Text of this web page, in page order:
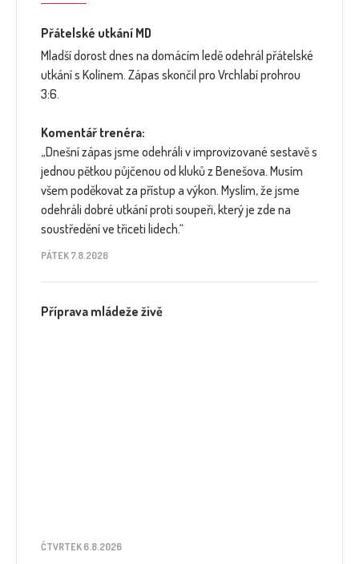
Přátelské utkání MD
Mladší dorost dnes na domácím ledě odehrál přátelské
utkání s Kolínem. Zápas skončil pro Vrchlabí prohrou
3:6.
Komentář trenéra:
„Dnešní zápas jsme odehráli v improvizované sestavě s
jednou pětkou půjčenou od kluků z Benešova. Musím
všem poděkovat za přístup a výkon. Myslím, že jsme
odehráli dobré utkání proti soupeři, který je zde na
soustředění ve třiceti lidech.“
PÁTEK 7.8.2026
Příprava mládeže živě
ČTVRTEK 6.8.2026